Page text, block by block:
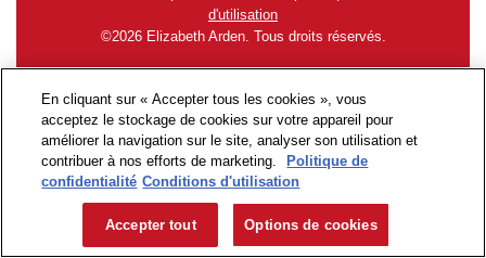
d'utilisation
©2026 Elizabeth Arden. Tous droits réservés.
En cliquant sur « Accepter tous les cookies », vous
acceptez le stockage de cookies sur votre appareil pour
améliorer la navigation sur le site, analyser son utilisation et
contribuer à nos efforts de marketing.
Politique de
confidentialité Conditions d'utilisation
Options de cookies
Accepter tout